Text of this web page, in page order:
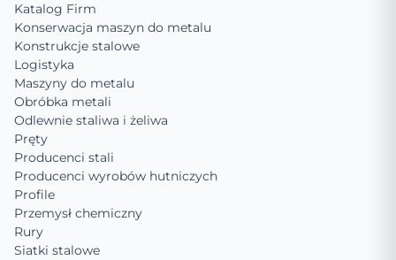
Katalog Firm
Konserwacja maszyn do metalu
Konstrukcje stalowe
Logistyka
Maszyny do metalu
Obróbka metali
Odlewnie staliwa i żeliwa
Pręty
Producenci stali
Producenci wyrobów hutniczych
Profile
Przemysł chemiczny
Rury
Siatki stalowe